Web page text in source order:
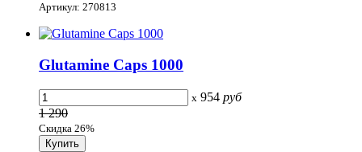
Артикул: 270813
Glutamine Caps 1000
x 954 руб
1 290
Скидка 26%